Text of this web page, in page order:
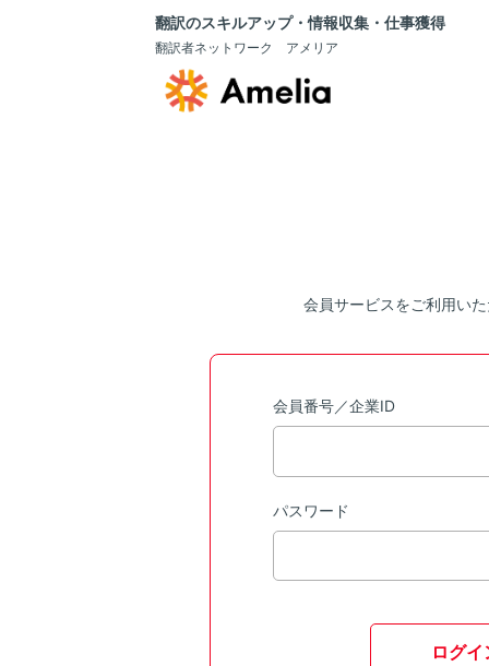
翻訳のスキルアップ・情報収集・仕事獲得
翻訳者ネットワーク アメリア
会員サービスをご利用い
会員番号／企業ID
パスワード
ログイ